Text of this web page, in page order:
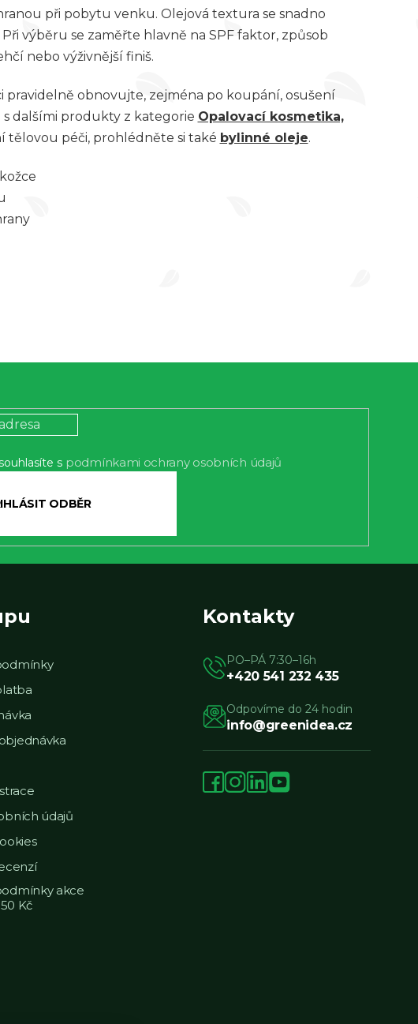
při pobytu venku. Olejová textura se snadno
výběru se zaměřte hlavně na SPF faktor, způsob
nebo výživnější finiš.
obnovujte, zejména po koupání, osušení
dalšími produkty z kategorie Opalovací kosmetika,
tělovou péči, prohlédněte si také bylinné oleje.
s podmínkami ochrany osobních údajů
PŘIHLÁSIT
údajů
akce
Kč
Kontakty
PO–PÁ 7:30–16h
+420 541 232 435
Odpovíme do 24 hodin
info@greenidea.cz